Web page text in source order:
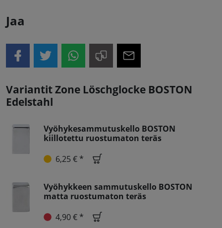
Jaa
Variantit Zone Löschglocke BOSTON
Edelstahl
Vyöhykesammutuskello BOSTON
kiillotettu ruostumaton teräs
6,25 € *
Vyöhykkeen sammutuskello BOSTON
matta ruostumaton teräs
4,90 € *